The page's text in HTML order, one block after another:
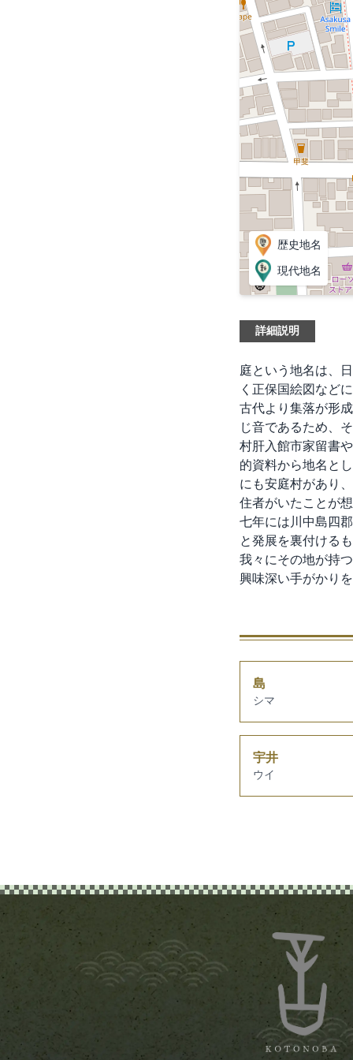
歴史地名
現代地名
詳細説明
庭という地名は、
く正保国絵図など
古代より集落が形
じ音であるため、
村肝入館市家留書
的資料から地名と
にも安庭村があり
住者がいたことが
七年には川中島四
と発展を裏付ける
我々にその地が持
興味深い手がかり
島
シマ
宇井
ウイ